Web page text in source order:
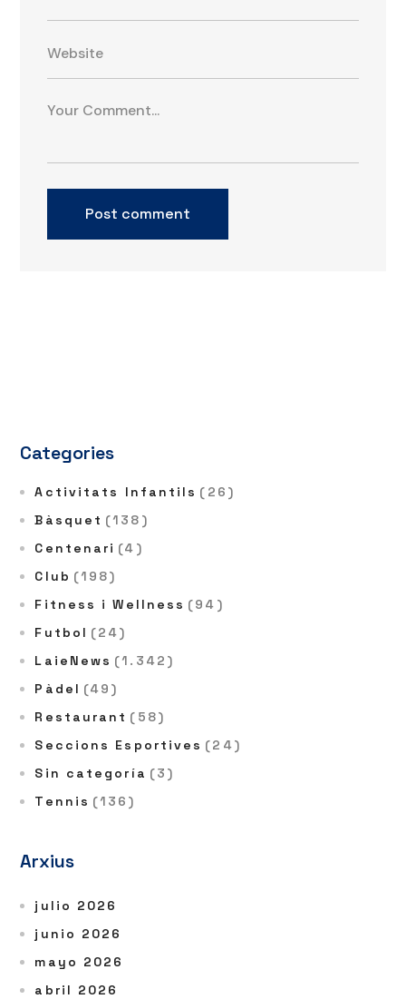
Categories
Activitats Infantils (26)
Bàsquet (138)
Centenari (4)
Club (198)
Fitness i Wellness (94)
Futbol (24)
LaieNews (1.342)
Pàdel (49)
Restaurant (58)
Seccions Esportives (24)
Sin categoría (3)
Tennis (136)
Arxius
julio 2026
junio 2026
mayo 2026
abril 2026